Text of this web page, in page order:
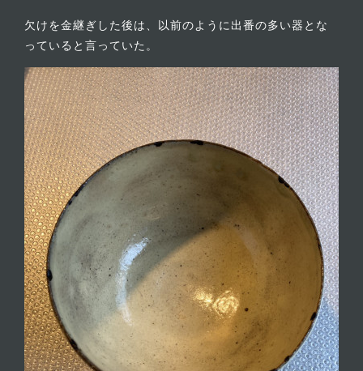
欠けを金継ぎした後は、以前のように出番の多い器とな
っていると言っていた。